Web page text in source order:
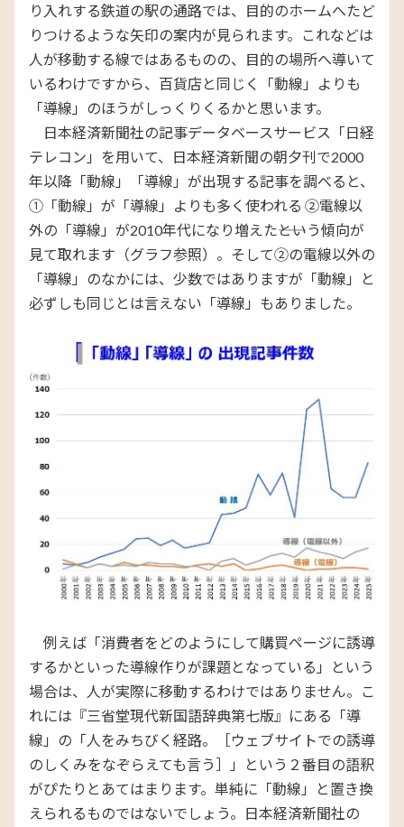
り入れする鉄道の駅の通路では、目的のホームへたど
りつけるような矢印の案内が見られます。これなどは
人が移動する線ではあるものの、目的の場所へ導いて
いるわけですから、百貨店と同じく「動線」よりも
「導線」のほうがしっくりくるかと思います。
日本経済新聞社の記事データベースサービス「日経
テレコン」を用いて、日本経済新聞の朝夕刊で2000
年以降「動線」「導線」が出現する記事を調べると、
①「動線」が「導線」よりも多く使われる ②電線以
外の「導線」が2010年代になり増えた――という傾向が
見て取れます（グラフ参照）。そして②の電線以外の
「導線」のなかには、少数ではありますが「動線」と
必ずしも同じとは言えない「導線」もありました。
例えば「消費者をどのようにして購買ページに誘導
するかといった導線作りが課題となっている」という
場合は、人が実際に移動するわけではありません。こ
れには『三省堂現代新国語辞典第七版』にある「導
線」の「人をみちびく経路。［ウェブサイトでの誘導
のしくみをなぞらえても言う］」という２番目の語釈
がぴたりとあてはまります。単純に「動線」と置き換
えられるものではないでしょう。日本経済新聞社の